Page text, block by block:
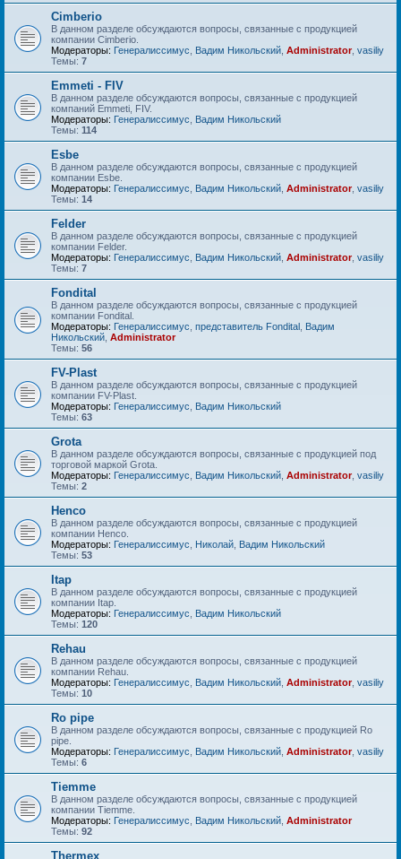
Cimberio
В данном разделе обсуждаются вопросы, связанные с продукцией
компании Cimberio.
Модераторы: Генералиссимус Вадим Никольский Administrator, vasiliy
Темы: 7
Emmeti - FIV
В данном разделе обсуждаются вопросы, связанные с продукцией
компаний Emmeti, FIV.
Модераторы: Генералиссимус
Вадим Никольский
Темы: 114
Esbe
В данном разделе обсуждаются вопросы, связанные с продукцией
компании Esbe.
Модераторы: Генералиссимус Вадим Никольский Administrator, vasiliy
Темы: 14
Felder
В данном разделе обсуждаются вопросы, связанные с продукцией
компании Felder.
Модераторы: Генералиссимус Вадим Никольский Administrator, vasiliy
Темы: 7
Fondital
В данном разделе обсуждаются вопросы, связанные с продукцией
компании Fondital.
Модераторы: Генералиссимус представитель Fondital Вадим
Никольский Administrator
Темы: 56
FV-Plast
В данном разделе обсуждаются вопросы, связанные с продукцией
компании FV-Plast.
Модераторы: Генералиссимус
Вадим Никольский
Темы: 63
Grota
В данном разделе обсуждаются вопросы, связанные с продукцией под
торговой маркой Grota.
Модераторы: Генералиссимус Вадим Никольский Administrator, vasiliy
Темы: 2
Henco
В данном разделе обсуждаются вопросы, связанные с продукцией
компании Henco.
Модераторы: Генералиссимус Николай Вадим Никольский
Темы: 53
Itap
В данном разделе обсуждаются вопросы, связанные с продукцией
компании Itap.
Модераторы: Генералиссимус
Вадим Никольский
Темы: 120
Rehau
В данном разделе обсуждаются вопросы, связанные с продукцией
компании Rehau.
Модераторы: Генералиссимус Вадим Никольский Administrator, vasiliy
Темы: 10
Ro pipe
В данном разделе обсуждаются вопросы, связанные с продукцией Ro
pipe.
Модераторы: Генералиссимус Вадим Никольский Administrator, vasiliy
Темы: 6
Tiemme
В данном разделе обсуждаются вопросы, связанные с продукцией
компании Tiemme.
Модераторы: Генералиссимус Вадим Никольский Administrator
Темы: 92
Thermex